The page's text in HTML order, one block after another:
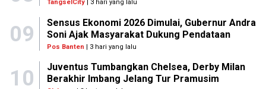
TangselCity | 3 hari yang lalu
09
Sensus Ekonomi 2026 Dimulai, Gubernur Andra
Soni Ajak Masyarakat Dukung Pendataan
Pos Banten | 3 hari yang lalu
10
Juventus Tumbangkan Chelsea, Derby Milan
Berakhir Imbang Jelang Tur Pramusim